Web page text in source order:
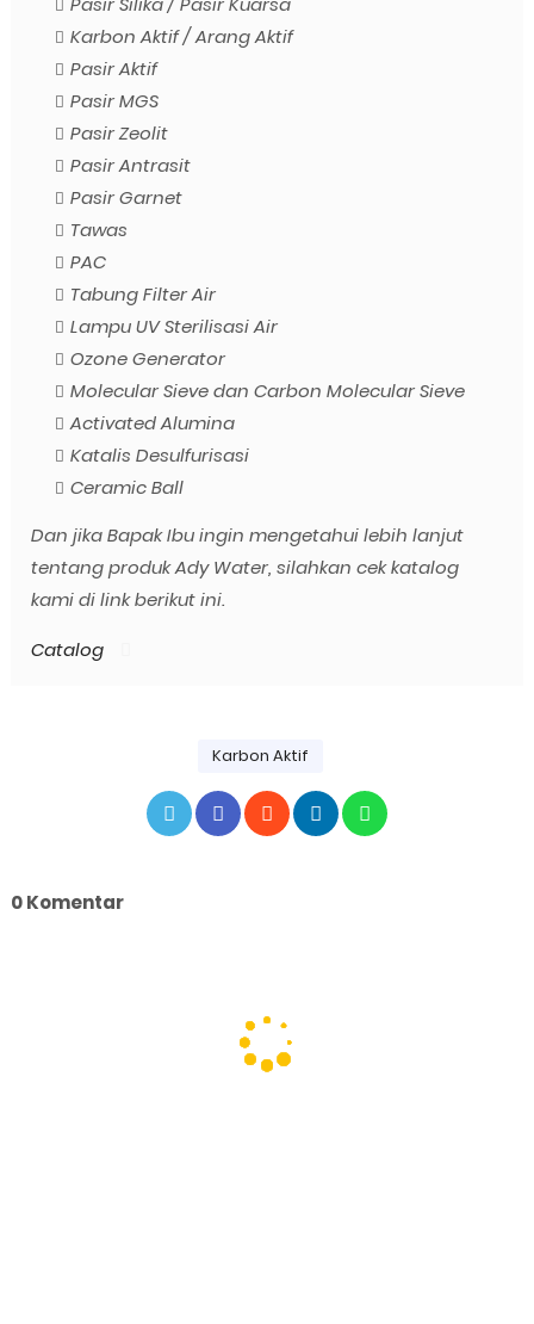
Karbon Aktif / Arang Aktif
Pasir Aktif
Pasir MGS
Pasir Zeolit
Pasir Antrasit
Pasir Garnet
Tawas
PAC
Tabung Filter Air
Lampu UV Sterilisasi Air
Ozone Generator
Molecular Sieve dan Carbon Molecular Sieve
Activated Alumina
Katalis Desulfurisasi
Ceramic Ball
Dan jika Bapak Ibu ingin mengetahui lebih lanjut
tentang produk Ady Water, silahkan cek katalog
kami di link berikut ini.
Catalog
Karbon Aktif
0 Komentar